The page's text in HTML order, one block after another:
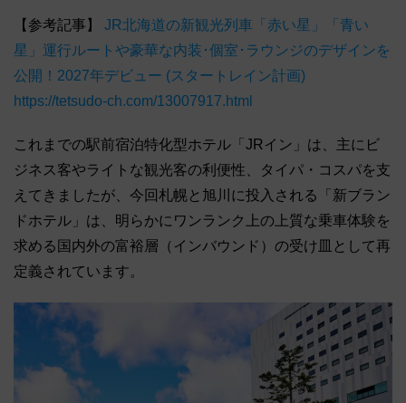
【参考記事】 JR北海道の新観光列車「赤い星」「青い
星」運行ルートや豪華な内装･個室･ラウンジのデザインを
公開！2027年デビュー (スタートレイン計画)
https://tetsudo-ch.com/13007917.html
これまでの駅前宿泊特化型ホテル「JRイン」は、主にビ
ジネス客やライトな観光客の利便性、タイパ・コスパを支
えてきましたが、今回札幌と旭川に投入される「新ブラン
ドホテル」は、明らかにワンランク上の上質な乗車体験を
求める国内外の富裕層（インバウンド）の受け皿として再
定義されています。